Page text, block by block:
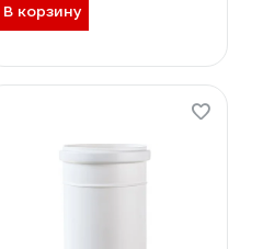
В корзину